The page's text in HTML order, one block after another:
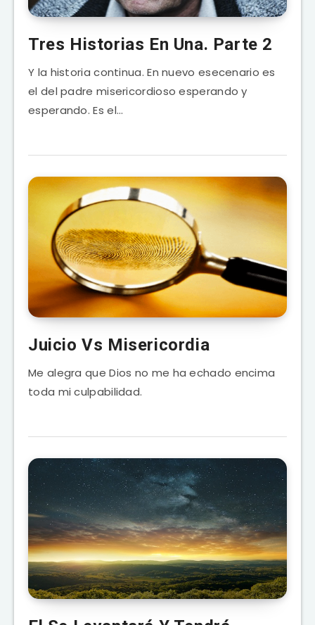
Tres Historias En Una. Parte 2
Y la historia continua. En nuevo esecenario es
el del padre misericordioso esperando y
esperando. Es el…
Juicio Vs Misericordia
Me alegra que Dios no me ha echado encima
toda mi culpabilidad.